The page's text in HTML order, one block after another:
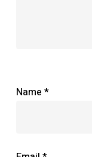
Name *